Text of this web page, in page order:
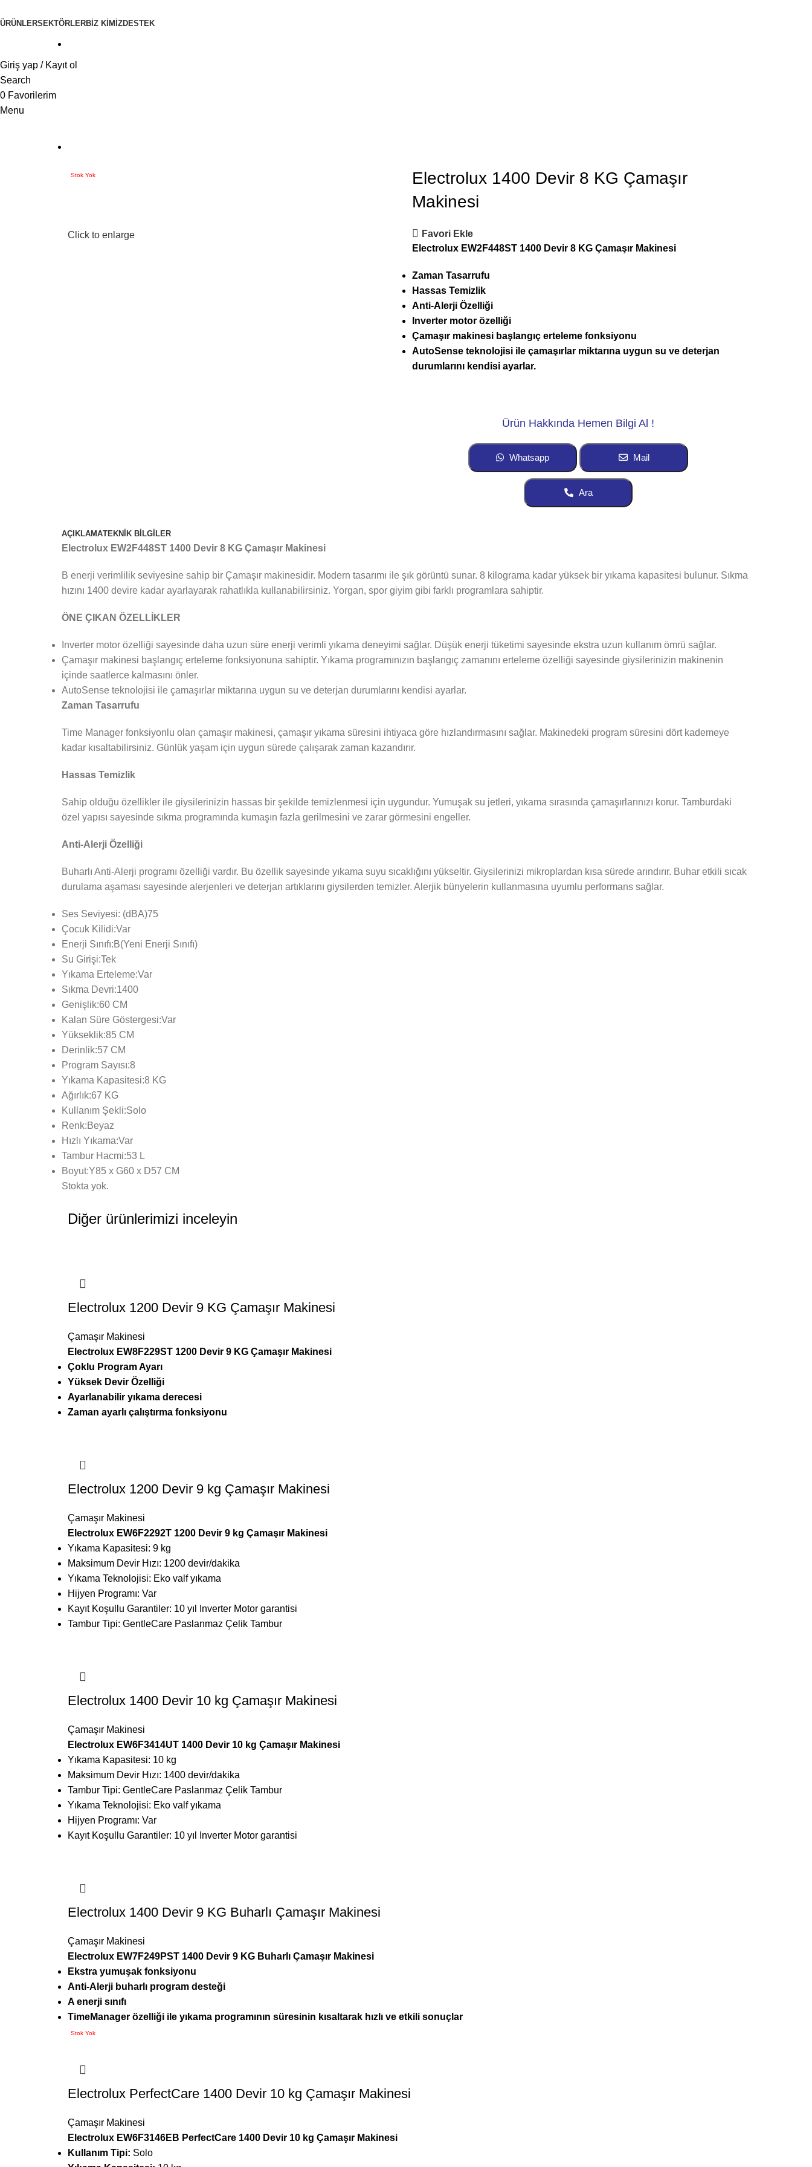
ÜRÜNLERSEKTÖRLERBİZ KİMİZDESTEK
Giriş yap / Kayıt ol
Search
0 Favorilerim
Menu
Stok Yok
Click to enlarge
Electrolux 1400 Devir 8 KG Çamaşır
Makinesi
Favori Ekle
Electrolux EW2F448ST 1400 Devir 8 KG Çamaşır Makinesi
Zaman Tasarrufu
Hassas Temizlik
Anti-Alerji Özelliği
Inverter motor özelliği
Çamaşır makinesi başlangıç erteleme fonksiyonu
AutoSense teknolojisi ile çamaşırlar miktarına uygun su ve deterjan
durumlarını kendisi ayarlar.
Ürün Hakkında Hemen Bilgi Al !
Whatsapp Mail
Ara
AÇIKLAMATEKNİK BİLGİLER
Electrolux EW2F448ST 1400 Devir 8 KG Çamaşır Makinesi
B enerji verimlilik seviyesine sahip bir Çamaşır makinesidir. Modern tasarımı ile şık görüntü sunar. 8 kilograma kadar yüksek bir yıkama kapasitesi bulunur. Sıkma
hızını 1400 devire kadar ayarlayarak rahatlıkla kullanabilirsiniz. Yorgan, spor giyim gibi farklı programlara sahiptir.
ÖNE ÇIKAN ÖZELLİKLER
Inverter motor özelliği sayesinde daha uzun süre enerji verimli yıkama deneyimi sağlar. Düşük enerji tüketimi sayesinde ekstra uzun kullanım ömrü sağlar.
Çamaşır makinesi başlangıç erteleme fonksiyonuna sahiptir. Yıkama programınızın başlangıç zamanını erteleme özelliği sayesinde giysilerinizin makinenin
içinde saatlerce kalmasını önler.
AutoSense teknolojisi ile çamaşırlar miktarına uygun su ve deterjan durumlarını kendisi ayarlar.
Zaman Tasarrufu
Time Manager fonksiyonlu olan çamaşır makinesi, çamaşır yıkama süresini ihtiyaca göre hızlandırmasını sağlar. Makinedeki program süresini dört kademeye
kadar kısaltabilirsiniz. Günlük yaşam için uygun sürede çalışarak zaman kazandırır.
Hassas Temizlik
Sahip olduğu özellikler ile giysilerinizin hassas bir şekilde temizlenmesi için uygundur. Yumuşak su jetleri, yıkama sırasında çamaşırlarınızı korur. Tamburdaki
özel yapısı sayesinde sıkma programında kumaşın fazla gerilmesini ve zarar görmesini engeller.
Anti-Alerji Özelliği
Buharlı Anti-Alerji programı özelliği vardır. Bu özellik sayesinde yıkama suyu sıcaklığını yükseltir. Giysilerinizi mikroplardan kısa sürede arındırır. Buhar etkili sıcak
durulama aşaması sayesinde alerjenleri ve deterjan artıklarını giysilerden temizler. Alerjik bünyelerin kullanmasına uyumlu performans sağlar.
Ses Seviyesi: (dBA)75
Çocuk Kilidi:Var
Enerji Sınıfı:B(Yeni Enerji Sınıfı)
Su Girişi:Tek
Yıkama Erteleme:Var
Sıkma Devri:1400
Genişlik:60 CM
Kalan Süre Göstergesi:Var
Yükseklik:85 CM
Derinlik:57 CM
Program Sayısı:8
Yıkama Kapasitesi:8 KG
Ağırlık:67 KG
Kullanım Şekli:Solo
Renk:Beyaz
Hızlı Yıkama:Var
Tambur Hacmi:53 L
Boyut:Y85 x G60 x D57 CM
Stokta yok.
Diğer ürünlerimizi inceleyin
Electrolux 1200 Devir 9 KG Çamaşır Makinesi
Çamaşır Makinesi
Electrolux EW8F229ST 1200 Devir 9 KG Çamaşır Makinesi
Çoklu Program Ayarı
Yüksek Devir Özelliği
Ayarlanabilir yıkama derecesi
Zaman ayarlı çalıştırma fonksiyonu
Electrolux 1200 Devir 9 kg Çamaşır Makinesi
Çamaşır Makinesi
Electrolux EW6F2292T 1200 Devir 9 kg Çamaşır Makinesi
Yıkama Kapasitesi: 9 kg
Maksimum Devir Hızı: 1200 devir/dakika
Yıkama Teknolojisi: Eko valf yıkama
Hijyen Programı: Var
Kayıt Koşullu Garantiler: 10 yıl Inverter Motor garantisi
Tambur Tipi: GentleCare Paslanmaz Çelik Tambur
Electrolux 1400 Devir 10 kg Çamaşır Makinesi
Çamaşır Makinesi
Electrolux EW6F3414UT 1400 Devir 10 kg Çamaşır Makinesi
Yıkama Kapasitesi: 10 kg
Maksimum Devir Hızı: 1400 devir/dakika
Tambur Tipi: GentleCare Paslanmaz Çelik Tambur
Yıkama Teknolojisi: Eko valf yıkama
Hijyen Programı: Var
Kayıt Koşullu Garantiler: 10 yıl Inverter Motor garantisi
Electrolux 1400 Devir 9 KG Buharlı Çamaşır Makinesi
Çamaşır Makinesi
Electrolux EW7F249PST 1400 Devir 9 KG Buharlı Çamaşır Makinesi
Ekstra yumuşak fonksiyonu
Anti-Alerji buharlı program desteği
A enerji sınıfı
TimeManager özelliği ile yıkama programının süresinin kısaltarak hızlı ve etkili sonuçlar
Stok Yok
Electrolux PerfectCare 1400 Devir 10 kg Çamaşır Makinesi
Çamaşır Makinesi
Electrolux EW6F3146EB PerfectCare 1400 Devir 10 kg Çamaşır Makinesi
Kullanım Tipi: Solo